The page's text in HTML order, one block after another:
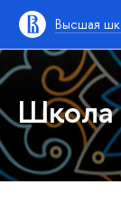
Высшая
Школа